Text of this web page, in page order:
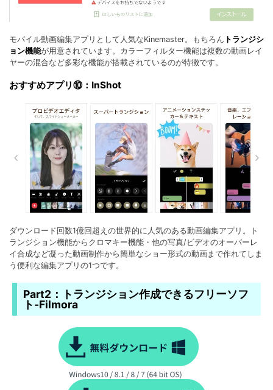
モバイル動画編集アプリとして人気なKinemaster。もちろん トランジシ
ョン機能が用意されています。カラーフィルター機能は複数の動画レイ
ヤーの混合など多彩な機能が搭載されているのが特徴です。
おすすめアプリ⑩：InShot
ダウンロード回数1億回超えの世界的に人気のある動画編集アプリ。ト
ランジション機能からクロマキー機能・他の写真/ビデオのオーバーレ
イ合成など凝った動画制作から簡単なショー形式の動画まで作れてしま
う便利な編集アプリの1つです。
Part2：トランジション作成できるフリーソフ
ト-Filmora